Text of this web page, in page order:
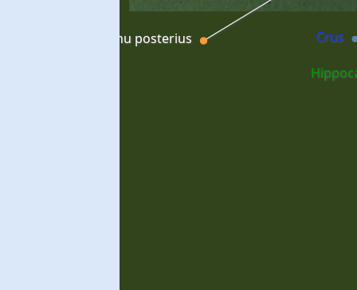
Crus
occipitale; cornu posterius